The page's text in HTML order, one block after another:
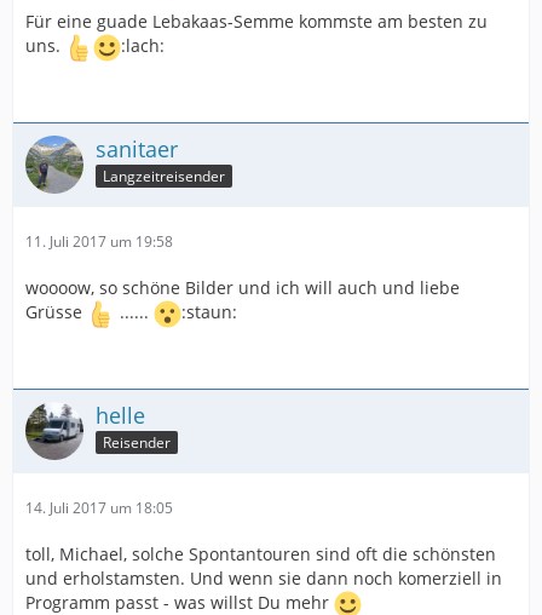
Für eine guade Lebakaas-Semme kommste am besten zu
uns.
:lach:
sanitaer
Langzeitreisender
11. Juli 2017 um 19:58
woooow, so schöne Bilder und ich will auch und liebe
Grüsse
...... :staun:
helle
Reisender
14. Juli 2017 um 18:05
toll, Michael, solche Spontantouren sind oft die schönsten
und erholstamsten. Und wenn sie dann noch komerziell in
Programm passt - was willst Du mehr